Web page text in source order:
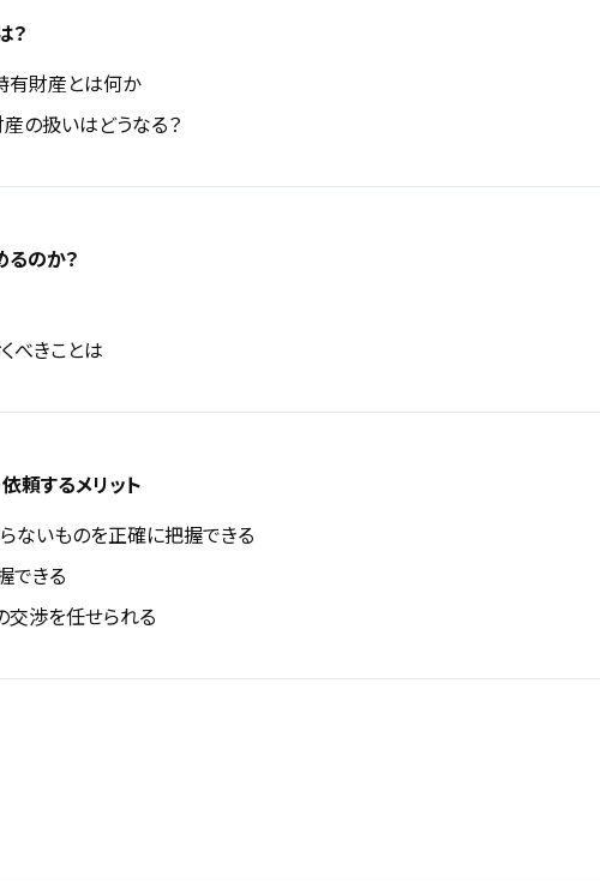
？
有財産とは何か
の扱いはどうなる？
のか？
べきことは
頼するメリット
ないものを正確に把握できる
できる
渉を任せられる